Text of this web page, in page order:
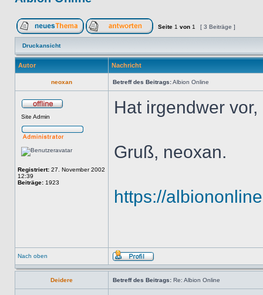
Seite 1 von 1 [ 3 Beiträge ]
Druckansicht
Autor Nachricht
neoxan Betreff des Beitrags:Albion Online
Site Admin
Registriert: 27. November 2002
12:39
Beiträge: 1923
Hat irgendwer
Gruß, neoxan.
https://
Nach oben
Deidere Betreff des Beitrags: Re: Albion Online